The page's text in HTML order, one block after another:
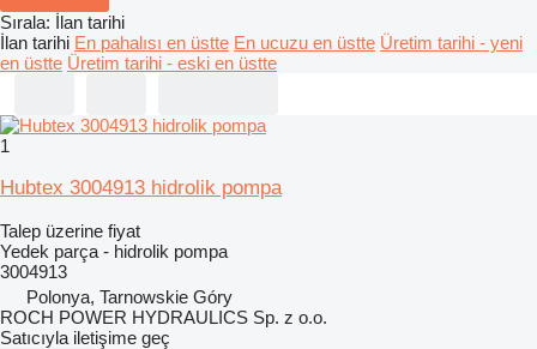
Sırala: İlan tarihi
İlan tarihi En pahalısı en üstte En ucuzu en üstte Üretim tarihi - yeni
en üstte Üretim tarihi - eski en üstte
1
Hubtex 3004913 hidrolik pompa
Talep üzerine fiyat
Yedek parça - hidrolik pompa
3004913
Polonya, Tarnowskie Góry
ROCH POWER HYDRAULICS Sp. z o.o.
Satıcıyla iletişime geç